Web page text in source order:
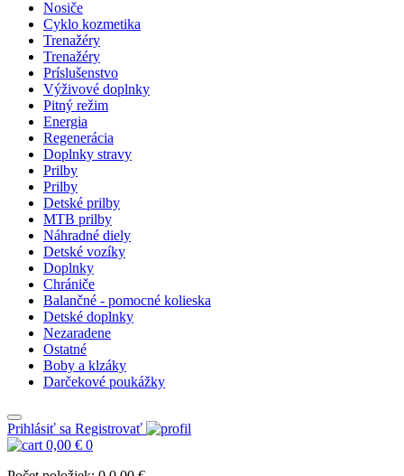
Nosiče
Cyklo kozmetika
Trenažéry
Trenažéry
Príslušenstvo
Výživové doplnky
Pitný režim
Energia
Regenerácia
Doplnky stravy
Prilby
Prilby
Detské prilby
MTB prilby
Náhradné diely
Detské vozíky
Doplnky
Chrániče
Balančné - pomocné kolieska
Detské doplnky
Nezaradene
Ostatné
Boby a klzáky
Darčekové poukážky
Prihlásiť sa Registrovať
0,00 € 0